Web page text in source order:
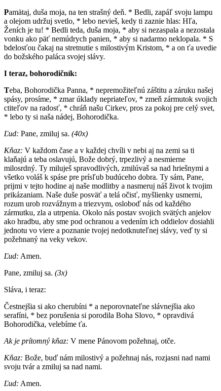
Pamätaj, duša moja, na ten strašný deň. * Bedli, zapáľ svoju lampu
a olejom udržuj svetlo, * lebo nevieš, kedy ti zaznie hlas: Hľa,
Ženích je tu! * Bedli teda, duša moja, * aby si nezaspala a nezostala
vonku ako päť nemúdrych panien, * aby si nadarmo neklopala. * S
bdelosťou čakaj na stretnutie s milostivým Kristom, * a on ťa uvedie
do božského paláca svojej slávy.
I teraz, bohorodičník:
Teba, Bohorodička Panna, * nepremožiteľnú záštitu a záruku našej
spásy, prosíme, * zmar úklady nepriateľov, * zmeň zármutok svojich
ctiteľov na radosť, * chráň našu Cirkev, pros za pokoj pre celý svet,
* lebo ty si naša nádej, Bohorodička.
Ľud: Pane, zmiluj sa. (40x)
Kňaz: V každom čase a v každej chvíli v nebi aj na zemi sa ti
klaňajú a teba oslavujú, Bože dobrý, trpezlivý a nesmierne
milosrdný. Ty miluješ spravodlivých, zmilúvaš sa nad hriešnymi a
všetko voláš k spáse pre prísľub budúceho dobra. Ty sám, Pane,
prijmi v tejto hodine aj naše modlitby a nasmeruj náš život k tvojim
prikázaniam. Naše duše posväť a telá očisť, myšlienky usmerni,
rozum urob rozvážnym a triezvym, osloboď nás od každého
zármutku, zla a utrpenia. Okolo nás postav svojich svätých anjelov
ako hradbu, aby sme pod ochranou a vedením ich oddielov dosiahli
jednotu vo viere a poznanie tvojej nedotknuteľnej slávy, veď ty si
požehnaný na veky vekov.
Ľud: Amen.
Pane, zmiluj sa. (3x)
Sláva, i teraz:
Čestnejšia si ako cherubíni * a neporovnateľne slávnejšia ako
serafíni, * bez porušenia si porodila Boha Slovo, * opravdivá
Bohorodička, velebíme ťa.
Ak je prítomný kňaz: V mene Pánovom požehnaj, otče.
Kňaz: Bože, buď nám milostivý a požehnaj nás, rozjasni nad nami
svoju tvár a zmiluj sa nad nami.
Ľud: Amen.